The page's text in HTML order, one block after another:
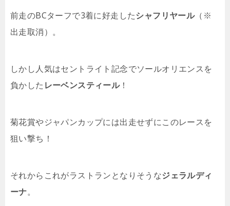
前走のBCターフで3着に好走したシャフリヤール（※
出走取消）。
しかし人気はセントライト記念でソールオリエンスを
負かした レーベンスティール！
菊花賞やジャパンカップには出走せずにこのレースを
狙い撃ち！
それからこれがラストランとなりそうなジェラルディ
ーナ。